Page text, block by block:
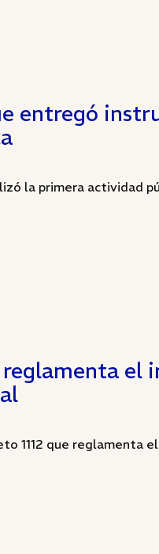
entregó
la primera actividad
el
1112 que reglamenta